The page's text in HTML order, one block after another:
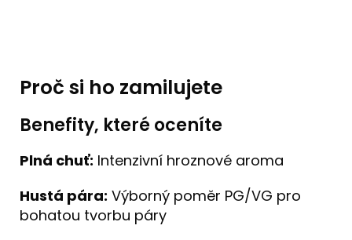
Proč si ho zamilujete
Benefity, které oceníte
Plná chuť: Intenzivní hroznové aroma
Hustá pára: Výborný poměr PG/VG pro
bohatou tvorbu páry